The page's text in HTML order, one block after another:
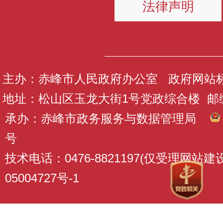
法律声明
主办：赤峰市人民政府办公室 政府网站
地址：松山区玉龙大街1号党政综合楼 邮
承办：赤峰市政务服务与数据管理局
号
技术电话：0476-8821197(仅受理网站建
05004727号-1